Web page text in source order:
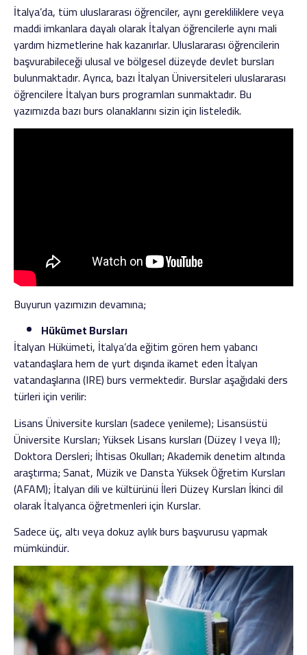
İtalya’da, tüm uluslararası öğrenciler, aynı gerekliliklere veya
maddi imkanlara dayalı olarak İtalyan öğrencilerle aynı mali
yardım hizmetlerine hak kazanırlar. Uluslararası öğrencilerin
başvurabileceği ulusal ve bölgesel düzeyde devlet bursları
bulunmaktadır. Ayrıca, bazı İtalyan Üniversiteleri uluslararası
öğrencilere İtalyan burs programları sunmaktadır. Bu
yazımızda bazı burs olanaklarını sizin için listeledik.
Buyurun yazımızın devamına;
Hükümet Bursları
İtalyan Hükümeti, İtalya’da eğitim gören hem yabancı
vatandaşlara hem de yurt dışında ikamet eden İtalyan
vatandaşlarına (IRE) burs vermektedir. Burslar aşağıdaki ders
türleri için verilir:
Lisans Üniversite kursları (sadece yenileme); Lisansüstü
Üniversite Kursları; Yüksek Lisans kursları (Düzey I veya II);
Doktora Dersleri; İhtisas Okulları; Akademik denetim altında
araştırma; Sanat, Müzik ve Dansta Yüksek Öğretim Kursları
(AFAM); İtalyan dili ve kültürünü İleri Düzey Kursları İkinci dil
olarak İtalyanca öğretmenleri için Kurslar.
Sadece üç, altı veya dokuz aylık burs başvurusu yapmak
mümkündür.